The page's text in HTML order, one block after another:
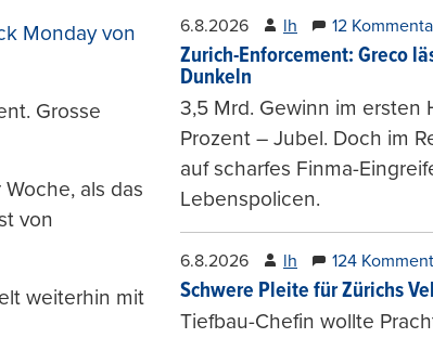
Monday von
Grosse
als das
von
weiterhin mit
6.8.2026 lh 12
Zurich-Enforcement: Greco
Dunkeln
3,5 Mrd. Gewinn im ersten
Prozent – Jubel. Doch im
auf scharfes Finma-
Lebenspolicen.
6.8.2026 lh 124
Schwere Pleite für Zürichs
Tiefbau-Chefin wollte